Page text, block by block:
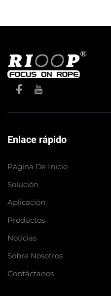
Enlace rápido
Página De Inicio
Solución
Aplicación
Productos
Noticias
Sobre Nosotros
Contáctanos